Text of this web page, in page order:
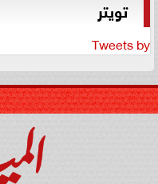
تويتر
Tweets by